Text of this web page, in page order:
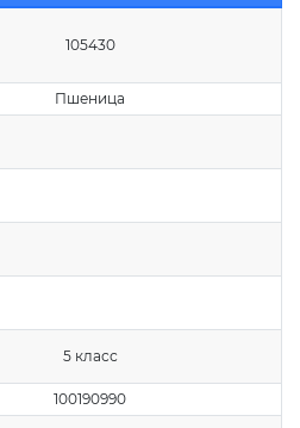
105430
Пшеница
5 класс
100190990